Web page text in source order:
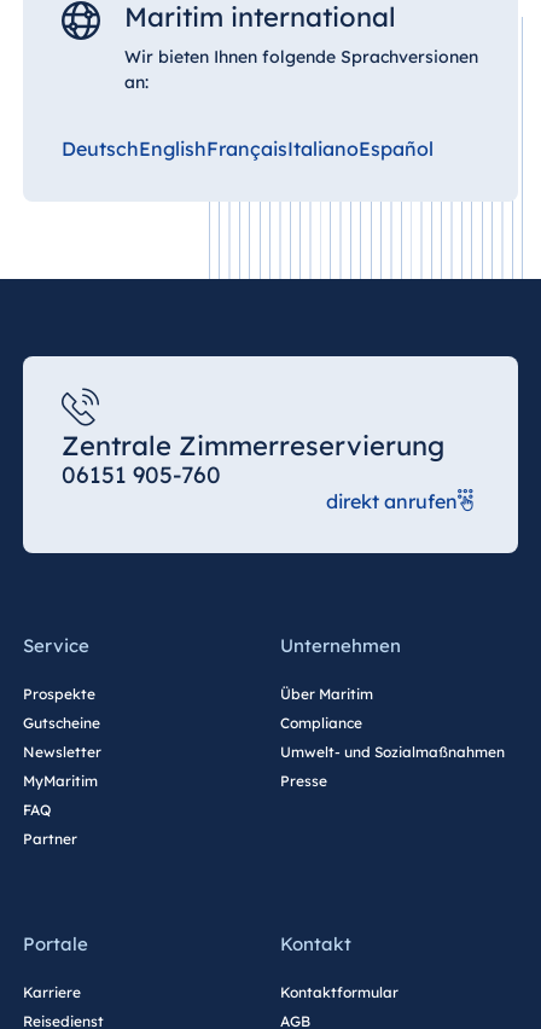
Maritim international
Wir bieten Ihnen folgende Sprachversionen
an:
DeutschEnglishFrançaisItalianoEspañol
Zentrale Zimmerreservierung
06151 905-760
direkt anrufen
Service
Prospekte
Gutscheine
Newsletter
MyMaritim
FAQ
Partner
Unternehmen
Über Maritim
Compliance
Umwelt- und Sozialmaßnahmen
Presse
Portale
Karriere
Reisedienst
Kontakt
Kontaktformular
AGB